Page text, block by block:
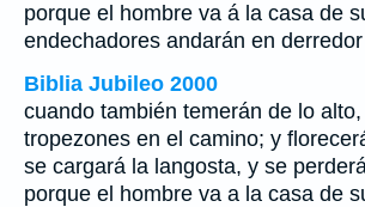
porque el hombre va á la casa de
endechadores andarán en
Biblia Jubileo 2000
cuando también temerán de lo
tropezones en el camino; y
se cargará la langosta, y se
porque el hombre va a la casa de